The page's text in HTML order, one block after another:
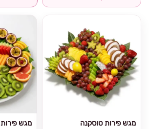
מגש מגש פירות טוסקנה